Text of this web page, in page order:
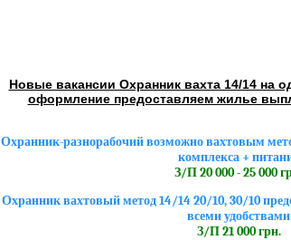
Новые вакансии Охранник вахта 14/14 на
оформление предоставляем жилье
Охранник-разнорабочий возможно вахтовым
комплекса +
З/П 20 000 - 25 000
Охранник вахтовый метод 14/14 20/10, 30/10
всеми удобствами
З/П 21 000 грн.